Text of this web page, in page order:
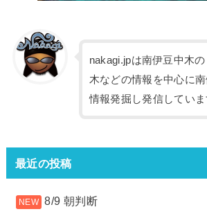
nakagi.jpは南伊豆中木
木などの情報を中心に
情報発掘し発信していま
最近の投稿
8/9 朝判断